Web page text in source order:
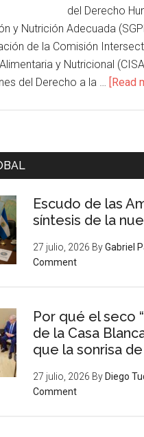
del Derecho
y Nutrición Adecuada
de la Comisión
y Nutricional
del Derecho a la … [Read
Escudo de las
síntesis de la
27 julio, 2026 ByGabriel
Comment
Por qué el seco
de la Casa
que la sonrisa
27 julio, 2026 By Diego
Comment